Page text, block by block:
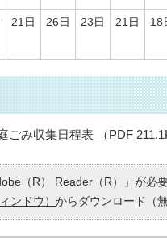
21日 26日 23日 21日 18
み収集日程表 （PDF
（R） Reader（R）」が必
ンドウ） からダウンロード（